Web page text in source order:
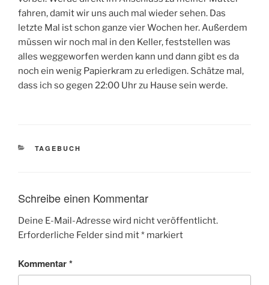
fahren, damit wir uns auch mal wieder sehen. Das
letzte Mal ist schon ganze vier Wochen her. Außerdem
müssen wir noch mal in den Keller, feststellen was
alles weggeworfen werden kann und dann gibt es da
noch ein wenig Papierkram zu erledigen. Schätze mal,
dass ich so gegen 22:00 Uhr zu Hause sein werde.
KATEGORIEN
TAGEBUCH
Schreibe einen Kommentar
Deine E-Mail-Adresse wird nicht veröffentlicht.
Erforderliche Felder sind mit* markiert
Kommentar*